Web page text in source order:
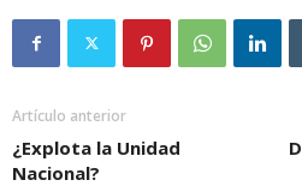
Artículo anterior
¿Explota la Unidad
Nacional?